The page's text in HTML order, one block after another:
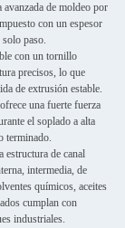
avanzada de moldeo por
con un espesor
paso.
con un tornillo
precisos, lo que
de extrusión estable.
una fuerte fuerza
el soplado a alta
terminado.
estructura de canal
intermedia, de
químicos, aceites
cumplan con
industriales.